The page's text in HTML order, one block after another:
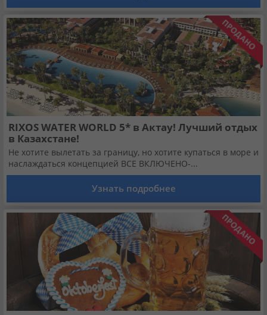
Валюта: KZT USD EUR
Язык: Русский Қазақша
Установи наше мобильное приложение
Загрузить приложение из App Store
Загрузить приложение из Google Play
RIXOS WATER WORLD 5* в Актау! Лучший отдых
в Казахстане!
Не хотите вылетать за границу, но хотите купаться в море и
наслаждаться концепцией ВСЕ ВКЛЮЧЕНО-...
Узнать подробнее